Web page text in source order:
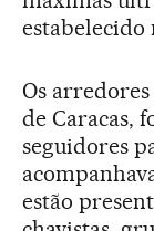
estabelecido
Os
de Caracas,
seguidores
estão